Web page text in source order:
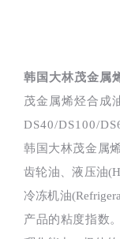
韩国大林茂金属
茂金属烯烃合成
DS40/DS100/
韩国大林茂金属
齿轮油、液压油
冷冻机油
产品的粘度指数